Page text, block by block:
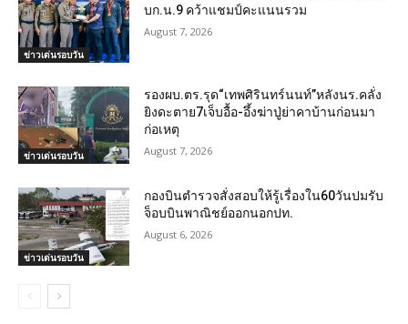
ข่าวเด่นรอบวัน
บก.น.9 คว้าแชมป์คะแนนรวม
August 7, 2026
ข่าวเด่นรอบวัน
รองผบ.ตร.รุด“เทพศิรินทร์นนท์”หลังนร.คลั่ง
ยิงดะตาย7เจ็บอื้อ-อึ้งฆ่าปู่ย่าคาบ้านก่อนมา
ก่อเหตุ
August 7, 2026
ข่าวเด่นรอบวัน
กองบินตำรวจสั่งสอบให้รู้เรื่องใน60วันปมรับ
จ็อบบินพาณิชย์ออกนอกปท.
August 6, 2026